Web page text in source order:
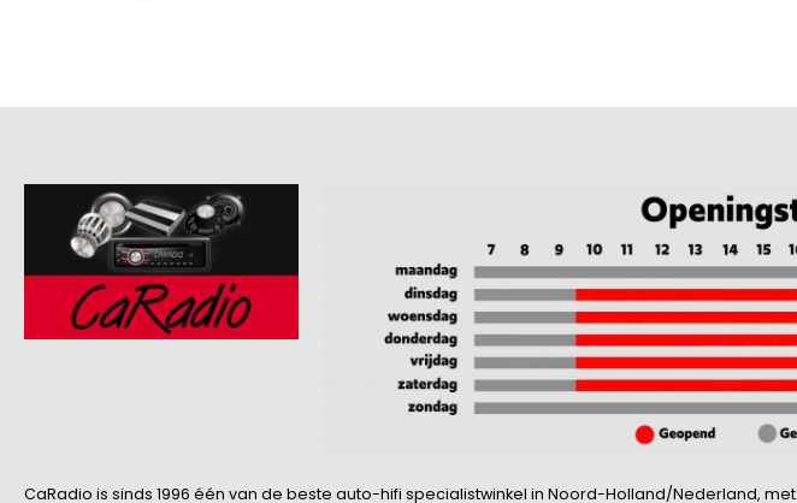
CaRadio is sinds 1996 één van de beste auto-hifi specialistwinkel in Noord-Holland/Nederland, met